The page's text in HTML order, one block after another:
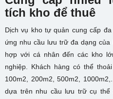
tích kho để thuê
Dịch vụ kho tự quản cung cấp
ứng nhu cầu lưu trữ đa dạng
hợp với cá nhân đến các kho
nghiệp. Khách hàng có thể
100m2, 200m2, 500m2,
dựa trên nhu cầu lưu trữ cụ thể